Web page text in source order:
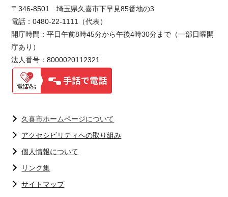
〒346-8501 埼玉県久喜市下早見85番地の3
電話：0480-22-1111（代表）
開庁時間：平日午前8時45分から午後4時30分まで（一部日曜開
庁あり）
法人番号：8000020112321
久喜市ホームページについて
アクセシビリティへの取り組み
個人情報について
リンク集
サイトマップ